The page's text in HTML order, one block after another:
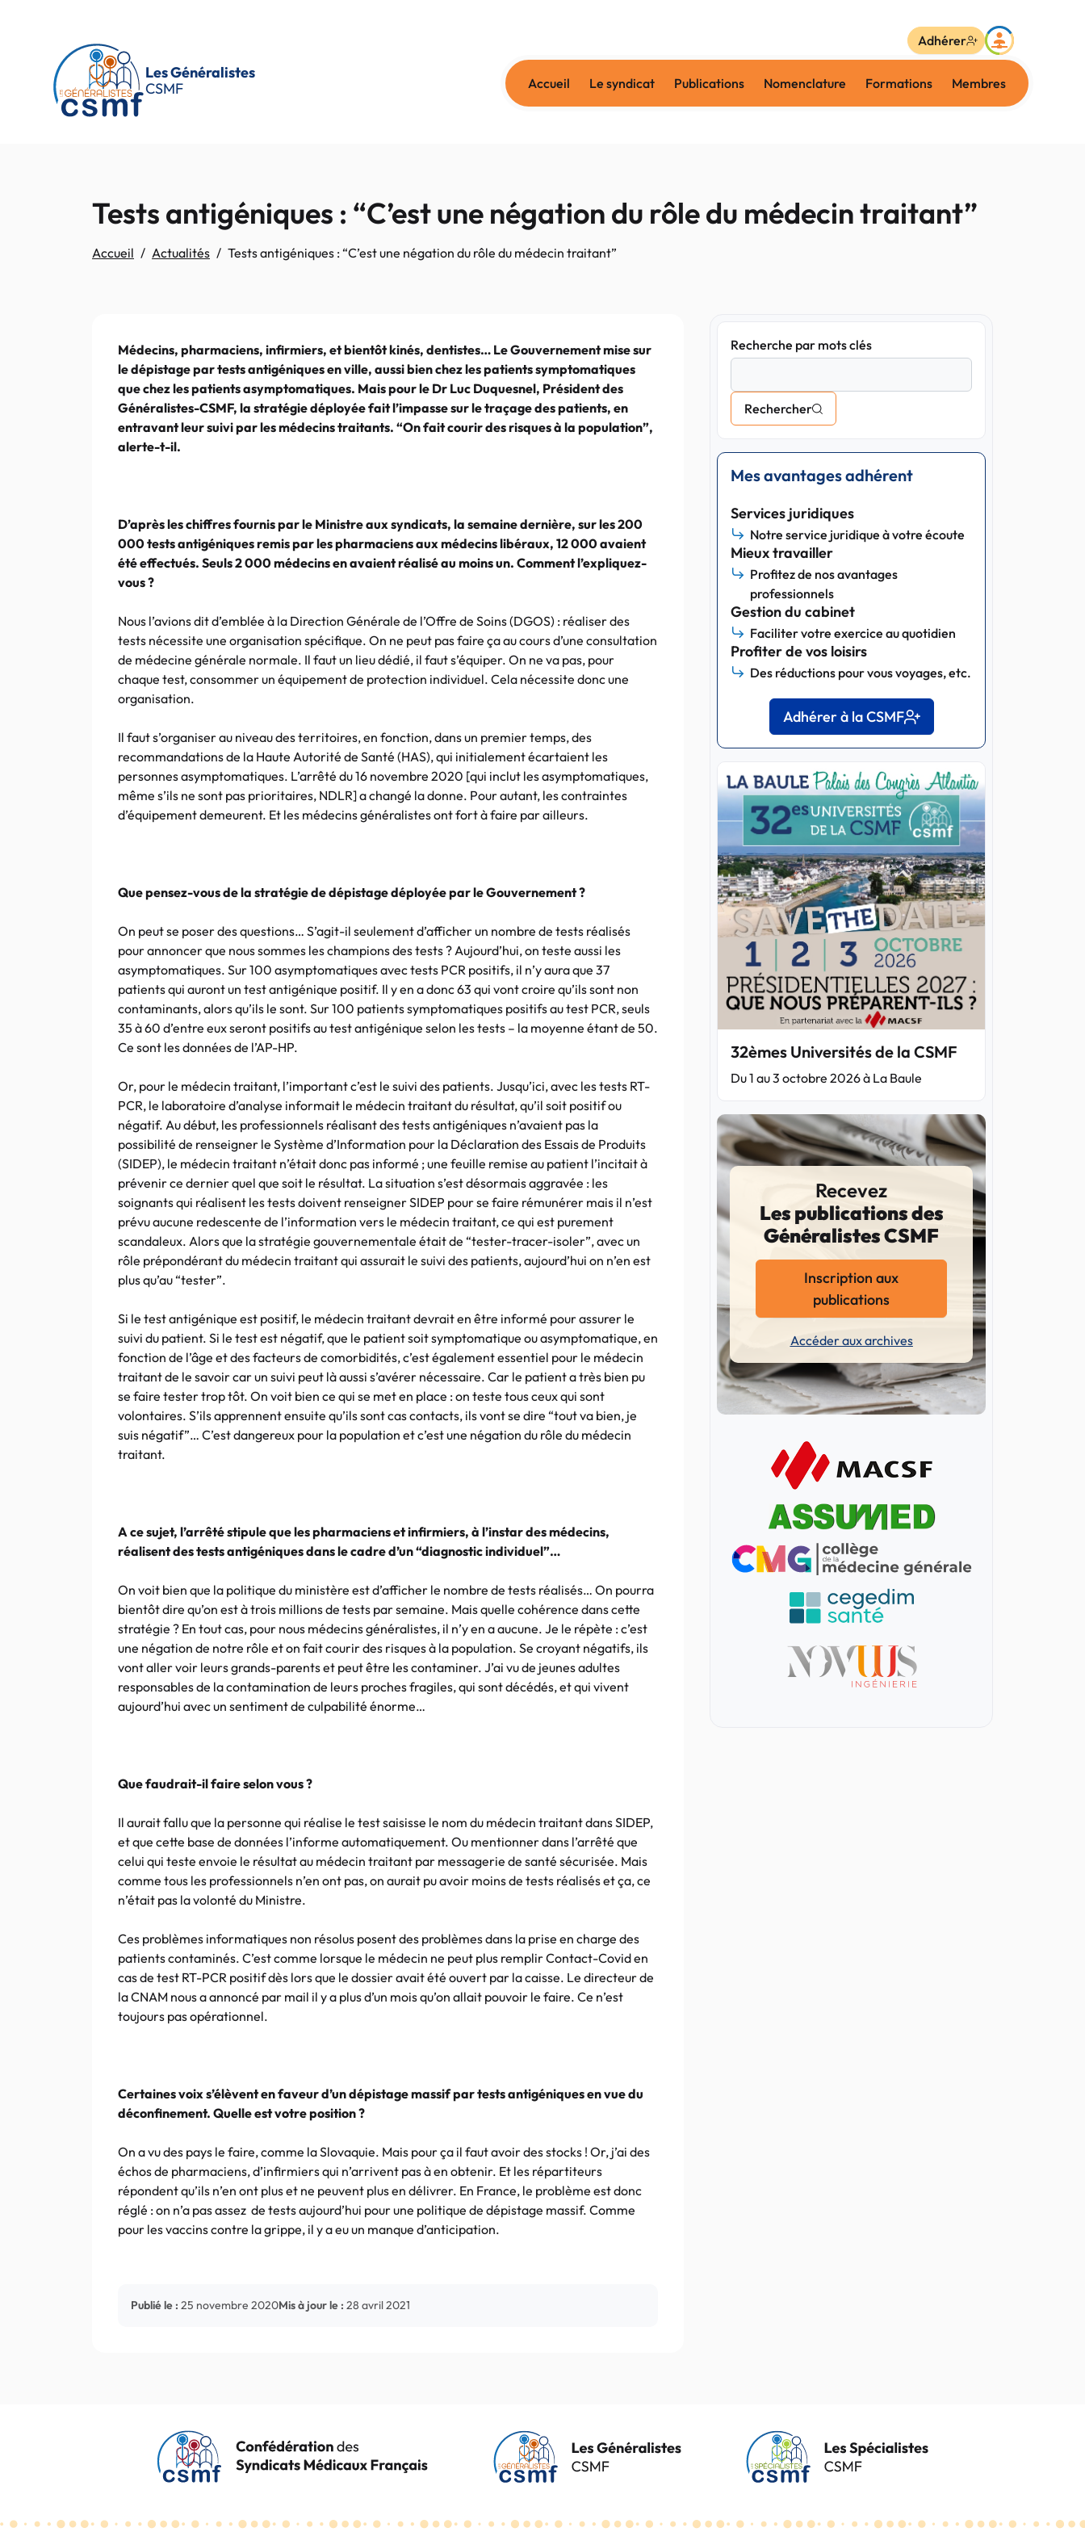
Les Généralistes
CSMF
Accueil Le syndicat Publications Nomenclature Formations Membres
Adhérer
Tests antigéniques : “C’est une négation du rôle du médecin traitant”
Accueil Actualités Tests antigéniques : “C’est une négation du rôle du médecin traitant”
Médecins, pharmaciens, infirmiers, et bientôt kinés, dentistes… Le Gouvernement mise sur
le dépistage par tests antigéniques en ville, aussi bien chez les patients symptomatiques
que chez les patients asymptomatiques. Mais pour le Dr Luc Duquesnel, Président des
Généralistes-CSMF, la stratégie déployée fait l’impasse sur le traçage des patients, en
entravant leur suivi par les médecins traitants. “On fait courir des risques à la population”,
alerte-t-il.
D’après les chiffres fournis par le Ministre aux syndicats, la semaine dernière, sur les 200
000 tests antigéniques remis par les pharmaciens aux médecins libéraux, 12 000 avaient
été effectués. Seuls 2 000 médecins en avaient réalisé au moins un. Comment l’expliquez-
vous ?
Nous l’avions dit d’emblée à la Direction Générale de l’Offre de Soins (DGOS) : réaliser des
tests nécessite une organisation spécifique. On ne peut pas faire ça au cours d’une consultation
de médecine générale normale. Il faut un lieu dédié, il faut s’équiper. On ne va pas, pour
chaque test, consommer un équipement de protection individuel. Cela nécessite donc une
organisation.
Il faut s’organiser au niveau des territoires, en fonction, dans un premier temps, des
recommandations de la Haute Autorité de Santé (HAS), qui initialement écartaient les
personnes asymptomatiques. L’arrêté du 16 novembre 2020 [qui inclut les asymptomatiques,
même s’ils ne sont pas prioritaires, NDLR] a changé la donne. Pour autant, les contraintes
d’équipement demeurent. Et les médecins généralistes ont fort à faire par ailleurs.
Que pensez-vous de la stratégie de dépistage déployée par le Gouvernement ?
On peut se poser des questions… S’agit-il seulement d’afficher un nombre de tests réalisés
pour annoncer que nous sommes les champions des tests ? Aujourd’hui, on teste aussi les
asymptomatiques. Sur 100 asymptomatiques avec tests PCR positifs, il n’y aura que 37
patients qui auront un test antigénique positif. Il y en a donc 63 qui vont croire qu’ils sont non
contaminants, alors qu’ils le sont. Sur 100 patients symptomatiques positifs au test PCR, seuls
35 à 60 d’entre eux seront positifs au test antigénique selon les tests – la moyenne étant de 50.
Ce sont les données de l’AP-HP.
Or, pour le médecin traitant, l’important c’est le suivi des patients. Jusqu’ici, avec les tests RT-
PCR, le laboratoire d’analyse informait le médecin traitant du résultat, qu’il soit positif ou
négatif. Au début, les professionnels réalisant des tests antigéniques n’avaient pas la
possibilité de renseigner le Système d’Information pour la Déclaration des Essais de Produits
(SIDEP), le médecin traitant n’était donc pas informé ; une feuille remise au patient l’incitait à
prévenir ce dernier quel que soit le résultat. La situation s’est désormais aggravée : les
soignants qui réalisent les tests doivent renseigner SIDEP pour se faire rémunérer mais il n’est
prévu aucune redescente de l’information vers le médecin traitant, ce qui est purement
scandaleux. Alors que la stratégie gouvernementale était de “tester-tracer-isoler”, avec un
rôle prépondérant du médecin traitant qui assurait le suivi des patients, aujourd’hui on n’en est
plus qu’au “tester”.
Si le test antigénique est positif, le médecin traitant devrait en être informé pour assurer le
suivi du patient. Si le test est négatif, que le patient soit symptomatique ou asymptomatique, en
fonction de l’âge et des facteurs de comorbidités, c’est également essentiel pour le médecin
traitant de le savoir car un suivi peut là aussi s’avérer nécessaire. Car le patient a très bien pu
se faire tester trop tôt. On voit bien ce qui se met en place : on teste tous ceux qui sont
volontaires. S’ils apprennent ensuite qu’ils sont cas contacts, ils vont se dire “tout va bien, je
suis négatif”… C’est dangereux pour la population et c’est une négation du rôle du médecin
traitant.
A ce sujet, l’arrêté stipule que les pharmaciens et infirmiers, à l’instar des médecins,
réalisent des tests antigéniques dans le cadre d’un “diagnostic individuel”…
On voit bien que la politique du ministère est d’afficher le nombre de tests réalisés… On pourra
bientôt dire qu’on est à trois millions de tests par semaine. Mais quelle cohérence dans cette
stratégie ? En tout cas, pour nous médecins généralistes, il n’y en a aucune. Je le répète : c’est
une négation de notre rôle et on fait courir des risques à la population. Se croyant négatifs, ils
vont aller voir leurs grands-parents et peut être les contaminer. J’ai vu de jeunes adultes
responsables de la contamination de leurs proches fragiles, qui sont décédés, et qui vivent
aujourd’hui avec un sentiment de culpabilité énorme…
Que faudrait-il faire selon vous ?
Il aurait fallu que la personne qui réalise le test saisisse le nom du médecin traitant dans SIDEP,
et que cette base de données l’informe automatiquement. Ou mentionner dans l’arrêté que
celui qui teste envoie le résultat au médecin traitant par messagerie de santé sécurisée. Mais
comme tous les professionnels n’en ont pas, on aurait pu avoir moins de tests réalisés et ça, ce
n’était pas la volonté du Ministre.
Ces problèmes informatiques non résolus posent des problèmes dans la prise en charge des
patients contaminés. C’est comme lorsque le médecin ne peut plus remplir Contact-Covid en
cas de test RT-PCR positif dès lors que le dossier avait été ouvert par la caisse. Le directeur de
la CNAM nous a annoncé par mail il y a plus d’un mois qu’on allait pouvoir le faire. Ce n’est
toujours pas opérationnel.
Certaines voix s’élèvent en faveur d’un dépistage massif par tests antigéniques en vue du
déconfinement. Quelle est votre position ?
On a vu des pays le faire, comme la Slovaquie. Mais pour ça il faut avoir des stocks ! Or, j’ai des
échos de pharmaciens, d’infirmiers qui n’arrivent pas à en obtenir. Et les répartiteurs
répondent qu’ils n’en ont plus et ne peuvent plus en délivrer. En France, le problème est donc
réglé : on n’a pas assez de tests aujourd’hui pour une politique de dépistage massif. Comme
pour les vaccins contre la grippe, il y a eu un manque d’anticipation.
Publié le : 25 novembre 2020Mis à jour le : 28 avril 2021
Recherche par mots clés
Rechercher
Mes avantages adhérent
Services juridiques
Notre service juridique à votre écoute
Mieux travailler
Profitez de nos avantages
professionnels
Gestion du cabinet
Faciliter votre exercice au quotidien
Profiter de vos loisirs
Des réductions pour vous voyages, etc.
Adhérer à la CSMF
32èmes Universités de la CSMF
Du 1 au 3 octobre 2026 à La Baule
Recevez
Les publications des
Généralistes CSMF
Inscription aux
publications
Accéder aux archives